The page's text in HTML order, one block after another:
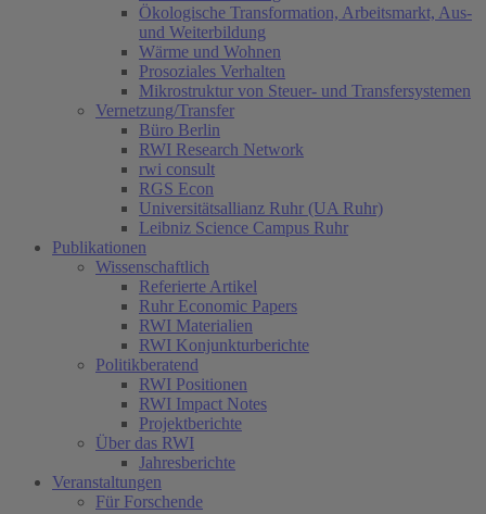
Ökologische Transformation, Arbeitsmarkt, Aus-
und Weiterbildung
Wärme und Wohnen
Prosoziales Verhalten
Mikrostruktur von Steuer- und Transfersystemen
Vernetzung/Transfer
Büro Berlin
RWI Research Network
rwi consult
RGS Econ
Universitätsallianz Ruhr (UA Ruhr)
Leibniz Science Campus Ruhr
Publikationen
Wissenschaftlich
Referierte Artikel
Ruhr Economic Papers
RWI Materialien
RWI Konjunkturberichte
Politikberatend
RWI Positionen
RWI Impact Notes
Projektberichte
Über das RWI
Jahresberichte
Veranstaltungen
Für Forschende